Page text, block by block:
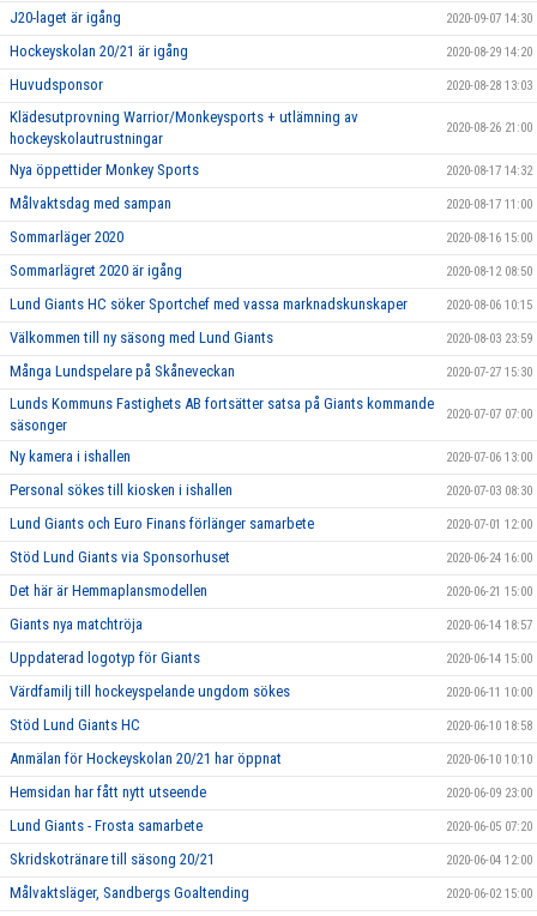
J20-laget är igång 2020-09-07 14:30
Hockeyskolan 20/21 är igång 2020-08-29 14:20
Huvudsponsor 2020-08-28 13:03
Klädesutprovning Warrior/Monkeysports + utlämning av
hockeyskolautrustningar
2020-08-26 21:00
Nya öppettider Monkey Sports 2020-08-17 14:32
Målvaktsdag med sampan 2020-08-17 11:00
Sommarläger 2020 2020-08-16 15:00
Sommarlägret 2020 är igång 2020-08-12 08:50
Lund Giants HC söker Sportchef med vassa marknadskunskaper 2020-08-06 10:15
Välkommen till ny säsong med Lund Giants 2020-08-03 23:59
Många Lundspelare på Skåneveckan 2020-07-27 15:30
Lunds Kommuns Fastighets AB fortsätter satsa på Giants kommande
säsonger
2020-07-07 07:00
Ny kamera i ishallen 2020-07-06 13:00
Personal sökes till kiosken i ishallen 2020-07-03 08:30
Lund Giants och Euro Finans förlänger samarbete 2020-07-01 12:00
Stöd Lund Giants via Sponsorhuset 2020-06-24 16:00
Det här är Hemmaplansmodellen 2020-06-21 15:00
Giants nya matchtröja 2020-06-14 18:57
Uppdaterad logotyp för Giants 2020-06-14 15:00
Värdfamilj till hockeyspelande ungdom sökes 2020-06-11 10:00
Stöd Lund Giants HC 2020-06-10 18:58
Anmälan för Hockeyskolan 20/21 har öppnat 2020-06-10 10:10
Hemsidan har fått nytt utseende 2020-06-09 23:00
Lund Giants - Frosta samarbete 2020-06-05 07:20
Skridskotränare till säsong 20/21 2020-06-04 12:00
Målvaktsläger, Sandbergs Goaltending 2020-06-02 15:00